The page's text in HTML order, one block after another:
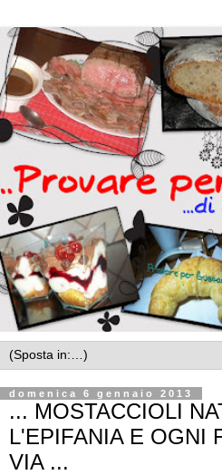
domenica 6 gennaio 2013
... MOSTACCIOLI
L'EPIFANIA E OGNI
VIA ...